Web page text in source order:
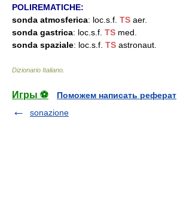
POLIREMATICHE:
sonda atmosferica: loc.s.f. TS aer.
sonda gastrica: loc.s.f. TS med.
sonda spaziale: loc.s.f. TS astronaut.
Dizionario Italiano
Игры ⚽
Поможем написать реферат
sonazione